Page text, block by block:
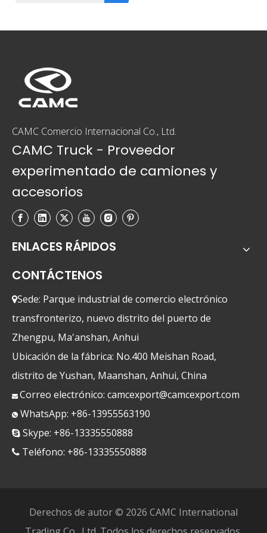
CAMC Comercio Internacional Co., Ltd.
CAMC Truck - Proveedor
experimentado de camiones y
accesorios
ENLACES RÁPIDOS
CONTÁCTENOS
Sede: Parque industrial de comercio electrónico
transfronterizo, nuevo distrito del puerto de
Zhengpu, Ma'anshan, Anhui
Ubicación de la fábrica: No.400 Meishan Road,
distrito de Yushan, Maanshan, Anhui, China
 Correo electrónico: camcexport@camcexport.com
 WhatsApp: +86-13955563190
 Skype: +86-13335550888
 Teléfono: +86-13335550888
Derechos de autor © 2026 CAMC International